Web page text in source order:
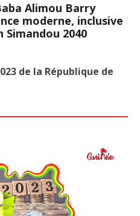
Alimou Barry
moderne, inclusive
2040
de la République de